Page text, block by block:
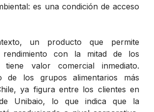
es una condición de acceso
un producto que permite
rendimiento con la mitad de los
tiene valor comercial inmediato.
de los grupos alimentarios más
ya figura entre los clientes en
Unibaio, lo que indica que la